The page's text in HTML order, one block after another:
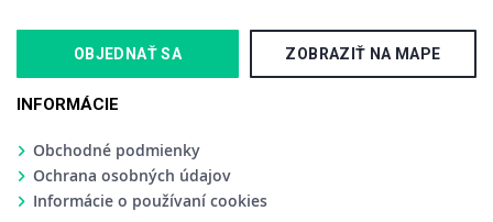
OBJEDNAŤ SA ZOBRAZIŤ NA MAPE
INFORMÁCIE
Obchodné podmienky
Ochrana osobných údajov
Informácie o používaní cookies